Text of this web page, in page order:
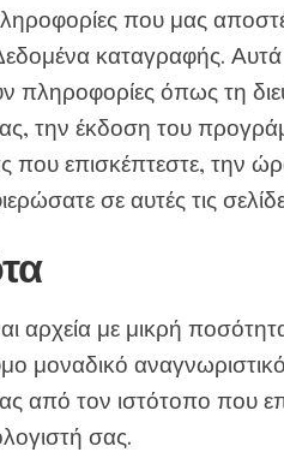
που μας
καταγραφής.
πληροφορίες όπως τη
την έκδοση του
που επισκέπτεστε, την
σε αυτές τις
αρχεία με μικρή
μοναδικό
από τον ιστότοπο που
σας.